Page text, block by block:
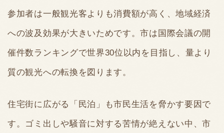
参加者は一般観光客よりも消費額が高く、地域経済
への波及効果が大きいためです。市は国際会議の開
催件数ランキングで世界30位以内を目指し、量より
質の観光への転換を図ります。
住宅街に広がる「民泊」も市民生活を脅かす要因で
す。ゴミ出しや騒音に対する苦情が絶えない中、市